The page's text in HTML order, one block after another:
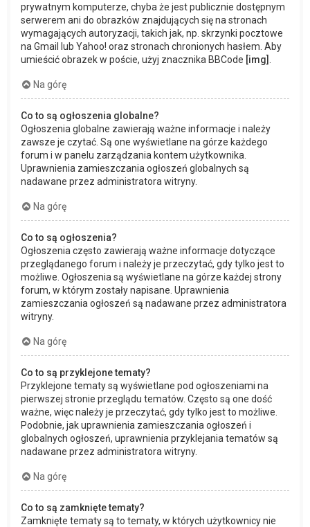
prywatnym komputerze, chyba że jest publicznie dostępnym
serwerem ani do obrazków znajdujących się na stronach
wymagających autoryzacji, takich jak, np. skrzynki pocztowe
na Gmail lub Yahoo! oraz stronach chronionych hasłem. Aby
umieścić obrazek w poście, użyj znacznika BBCode [img]
Na górę
Co to są ogłoszenia globalne?
Ogłoszenia globalne zawierają ważne informacje i należy
zawsze je czytać. Są one wyświetlane na górze każdego
forum i w panelu zarządzania kontem użytkownika.
Uprawnienia zamieszczania ogłoszeń globalnych są
nadawane przez administratora witryny.
Na górę
Co to są ogłoszenia?
Ogłoszenia często zawierają ważne informacje dotyczące
przeglądanego forum i należy je przeczytać, gdy tylko jest to
możliwe. Ogłoszenia są wyświetlane na górze każdej strony
forum, w którym zostały napisane. Uprawnienia
zamieszczania ogłoszeń są nadawane przez administratora
witryny.
Na górę
Co to są przyklejone tematy?
Przyklejone tematy są wyświetlane pod ogłoszeniami na
pierwszej stronie przeglądu tematów. Często są one dość
ważne, więc należy je przeczytać, gdy tylko jest to możliwe.
Podobnie, jak uprawnienia zamieszczania ogłoszeń i
globalnych ogłoszeń, uprawnienia przyklejania tematów są
nadawane przez administratora witryny.
Na górę
Co to są zamknięte tematy?
Zamknięte tematy są to tematy, w których użytkownicy nie